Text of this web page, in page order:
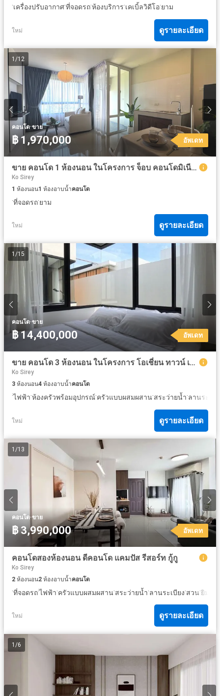
·เครื่องปรับอากาศ·ที่จอดรถ·ห้องบริการ·เคเบิ้ลวิดีโอ·ยาม
ใหม่ ดูรายละเอียด
1 /12
คอนโด·ขาย
฿ 1,970,000 อัพเดท
ขาย คอนโด 1 ห้องนอน ในโครงการ จ็อบ คอนโดมิเนียม
Ko Sirey
1 ห้องนอน1 ห้องอาบน้ำคอนโด
·ที่จอดรถ·ยาม
ใหม่ ดูรายละเอียด
1 /15
คอนโด·ขาย
฿ 14,400,000 อัพเดท
ขาย คอนโด 3 ห้องนอน ในโครงการ โอเชี่ยน ทาวน์ เมือง-รัษฎา
Ko Sirey
3 ห้องนอน4 ห้องอาบน้ำคอนโด
·ไฟฟ้า·ห้องครัวพร้อมอุปกรณ์·ครัวแบบผสมผสาน·สระว่ายน้ำ·ลานระเบี
ใหม่ ดูรายละเอียด
1 /13
คอนโด·ขาย
฿ 3,990,000 อัพเดท
คอนโดสองห้องนอน ดีคอนโด แคมปัส รีสอร์ท กู้กู
Ko Sirey
2 ห้องนอน2 ห้องอาบน้ำคอนโด
·ที่จอดรถ·ไฟฟ้า·ครัวแบบผสมผสาน·สระว่ายน้ำ·ลานระเบียง·สวน·ยิม
ใหม่ ดูรายละเอียด
1 /6